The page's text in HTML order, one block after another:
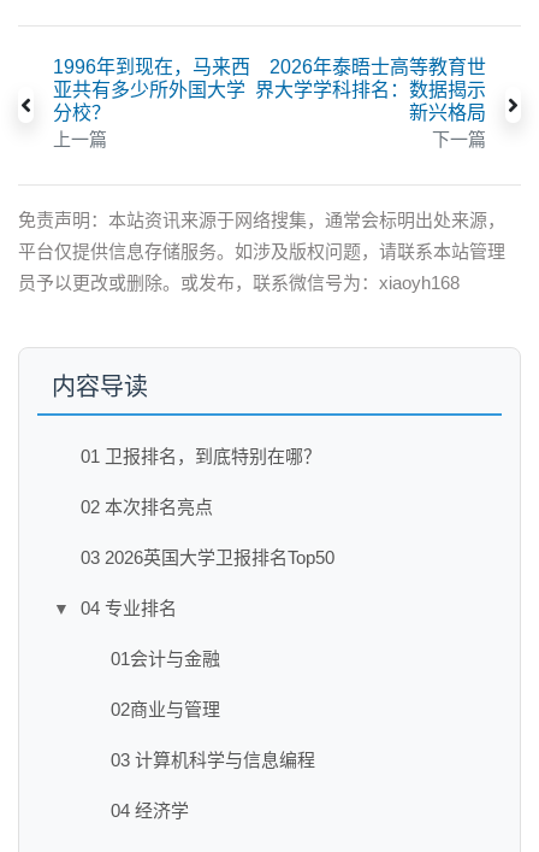
1996年到现在，马来西
亚共有多少所外国大学
分校？
上一篇
2026年泰晤士高等教育世
界大学学科排名：数据揭示
新兴格局
下一篇
免责声明：本站资讯来源于网络搜集，通常会标明出处来源，
平台仅提供信息存储服务。如涉及版权问题，请联系本站管理
员予以更改或删除。或发布，联系微信号为：xiaoyh168
内容导读
01 卫报排名，到底特别在哪？
02 本次排名亮点
03 2026英国大学卫报排名Top50
▼ 04 专业排名
01会计与金融
02商业与管理
03 计算机科学与信息编程
04 经济学